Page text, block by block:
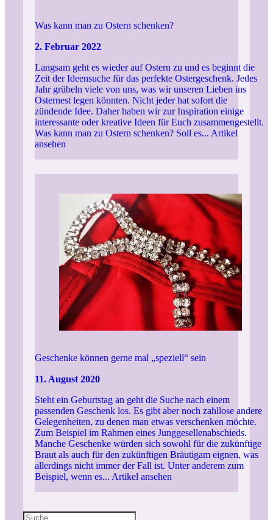
Was kann man zu Ostern schenken?
2. Februar 2022
Langsam geht es wieder auf Ostern zu und es beginnt die
Zeit der Ideensuche für das perfekte Ostergeschenk. Jedes
Jahr grübeln viele von uns, was wir unseren Lieben ins
Osternest legen könnten. Nicht jeder hat sofort die
zündende Idee. Daher haben wir zur Inspiration einige
interessante oder kreative Ideen für Euch zusammengestellt.
Was kann man zu Ostern schenken? Soll es... Artikel
ansehen
Geschenke können gerne mal „speziell“ sein
11. August 2020
Steht ein Geburtstag an geht die Suche nach einem
passenden Geschenk los. Es gibt aber noch zahllose andere
Gelegenheiten, zu denen man etwas verschenken möchte.
Zum Beispiel im Rahmen eines Junggesellenabschieds.
Manche Geschenke würden sich sowohl für die zukünftige
Braut als auch für den zukünftigen Bräutigam eignen, was
allerdings nicht immer der Fall ist. Unter anderem zum
Beispiel, wenn es... Artikel ansehen